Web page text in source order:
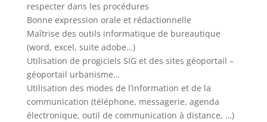
respecter dans les procédures
Bonne expression orale et rédactionnelle
Maîtrise des outils informatique de bureautique
(word, excel, suite adobe…)
Utilisation de progiciels SIG et des sites géoportail –
géoportail urbanisme…
Utilisation des modes de l’information et de la
communication (téléphone, messagerie, agenda
électronique, outil de communication à distance, …)